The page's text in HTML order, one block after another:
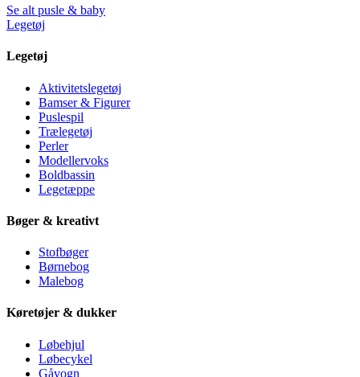
Se alt pusle & baby
Legetøj
Legetøj
Aktivitetslegetøj
Bamser & Figurer
Puslespil
Trælegetøj
Perler
Modellervoks
Boldbassin
Legetæppe
Bøger & kreativt
Stofbøger
Børnebog
Malebog
Køretøjer & dukker
Løbehjul
Løbecykel
Gåvogn